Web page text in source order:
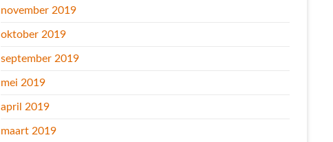
november 2019
oktober 2019
september 2019
mei 2019
april 2019
maart 2019